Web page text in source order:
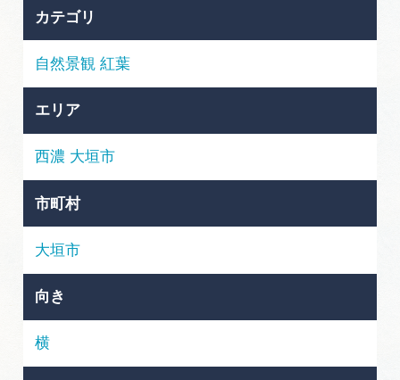
ぎふ旅レポーター記事
早わかり岐阜
買い物・お土産
体験予約サイト「ＶＩＳＩＴ岐阜県」
岐阜県アウトドア観光キャンペーン
岐阜県まるごと観光エリアガイド
岐阜県観光データベース
旅行会社・観光事業者の皆様へ
カテゴリ
自然景観 紅葉
エリア
西濃 大垣市
市町村
大垣市
向き
横